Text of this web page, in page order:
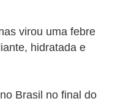
virou uma febre
hidratada e
Brasil no final do